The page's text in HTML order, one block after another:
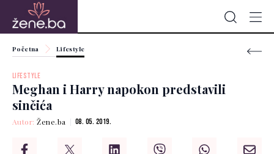
Početna Lifestyle
LIFESTYLE
Meghan i Harry napokon predstavili
sinčića
Autor:Žene.ba 08. 05. 2019.